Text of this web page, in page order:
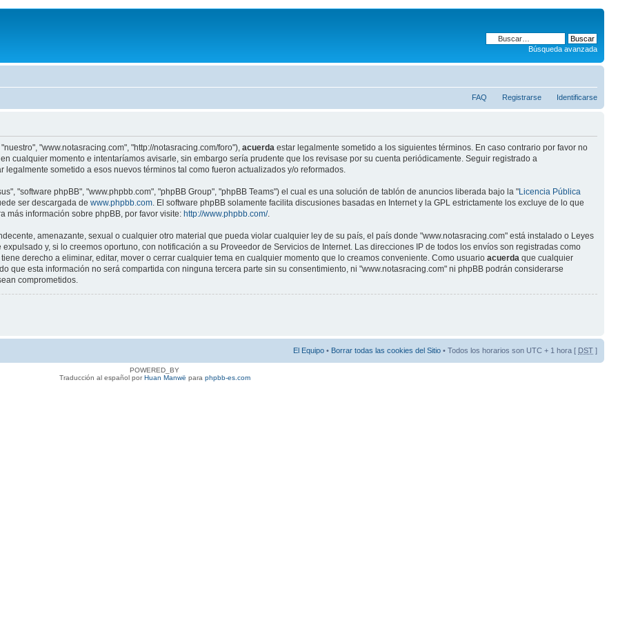
Búsqueda avanzada
FAQ Registrarse Identificarse
"www.notasracing.com", "http://notasracing.com/foro"), acuerda estar legalmente sometido a los siguientes términos. En caso contrario por favor no
cualquier momento e intentaríamos avisarle, sin embargo sería prudente que los revisase por su cuenta periódicamente. Seguir registrado a
legalmente sometido a esos nuevos términos tal como fueron actualizados y/o reformados.
"software phpBB", "www.phpbb.com", "phpBB Group", "phpBB Teams") el cual es una solución de tablón de anuncios liberada bajo la "Licencia Pública
ser descargada de www.phpbb.com . El software phpBB solamente facilita discusiones basadas en Internet y la GPL estrictamente los excluye de lo que
más información sobre phpBB, por favor visite: http://www.phpbb.com/.
amenazante, sexual o cualquier otro material que pueda violar cualquier ley de su país, el país donde "www.notasracing.com" está instalado o Leyes
y, si lo creemos oportuno, con notificación a su Proveedor de Servicios de Internet. Las direcciones IP de todos los envíos son registradas como
derecho a eliminar, editar, mover o cerrar cualquier tema en cualquier momento que lo creamos conveniente. Como usuario acuerda que cualquier
que esta información no será compartida con ninguna tercera parte sin su consentimiento, ni "www.notasracing.com" ni phpBB podrán considerarse
comprometidos.
El Equipo • Borrar todas las cookies del Sitio • Todos los horarios son UTC + 1 hora [ DST ]
POWERED_BY
Traducción al español porHuan Manwë para phpbb-es.com